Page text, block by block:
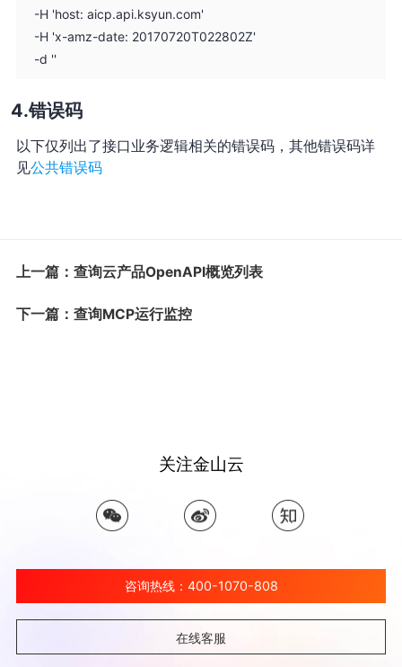
-H 'host: aicp.api.ksyun.com'
-H 'x-amz-date: 20170720T022802Z'
-d ''
错误码
以下仅列出了接口业务逻辑相关的错误码，其他错误码详
见公共错误码
上一篇：查询云产品OpenAPI概览列表
下一篇：查询MCP运行监控
关注金山云
咨询热线：400-1070-808
在线客服